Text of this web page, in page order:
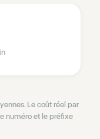
Le coût réel par
numéro et le préfixe